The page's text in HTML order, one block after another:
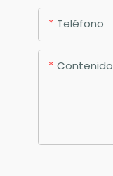
Teléfono
Contenido